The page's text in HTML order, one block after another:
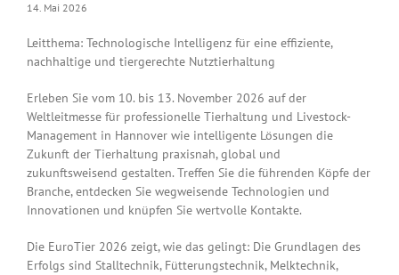
14. Mai 2026
Leitthema: Technologische Intelligenz für eine effiziente,
nachhaltige und tiergerechte Nutztierhaltung
Erleben Sie vom 10. bis 13. November 2026 auf der
Weltleitmesse für professionelle Tierhaltung und Livestock-
Management in Hannover wie intelligente Lösungen die
Zukunft der Tierhaltung praxisnah, global und
zukunftsweisend gestalten. Treffen Sie die führenden Köpfe der
Branche, entdecken Sie wegweisende Technologien und
Innovationen und knüpfen Sie wertvolle Kontakte.
Die EuroTier 2026 zeigt, wie das gelingt: Die Grundlagen des
Erfolgs sind Stalltechnik, Fütterungstechnik, Melktechnik,